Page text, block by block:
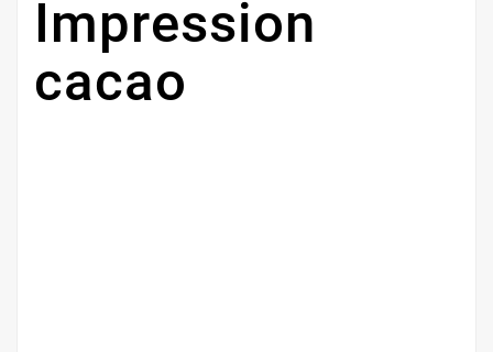
Impression
cacao